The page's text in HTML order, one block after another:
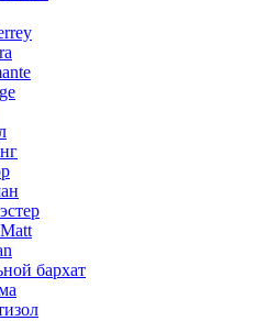
бархат